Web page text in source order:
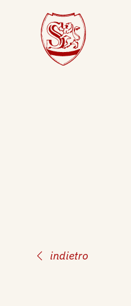
indietro